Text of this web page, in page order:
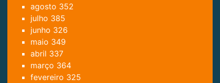
agosto 352
julho 385
junho 326
maio 349
abril 337
março 364
fevereiro 325